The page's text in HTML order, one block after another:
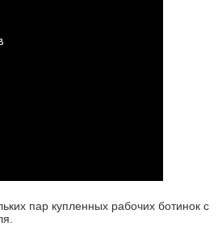
пар купленных рабочих ботинок с